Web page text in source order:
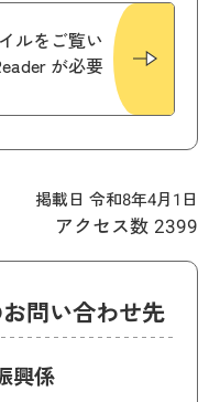
ルをご覧い
が必要
掲載日 令和8年4月1日
アクセス数 2399
問い合わせ先
興係